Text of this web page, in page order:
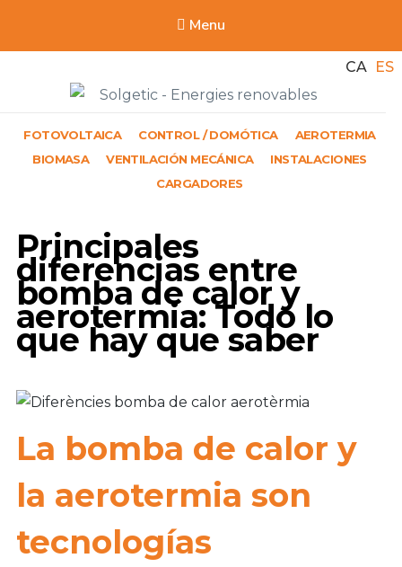
Menu
Serveis de energies renovables per a edificis
CA ES
FOTOVOLTAICA CONTROL / DOMÓTICA
AEROTERMIA
BIOMASA
VENTILACIÓN MECÁNICA
INSTALACIONES
CARGADORES
Principales
diferencias entre
bomba de calor y
aerotermia: Todo lo
que hay que saber
La bomba de calor y
la aerotermia son
tecnologías